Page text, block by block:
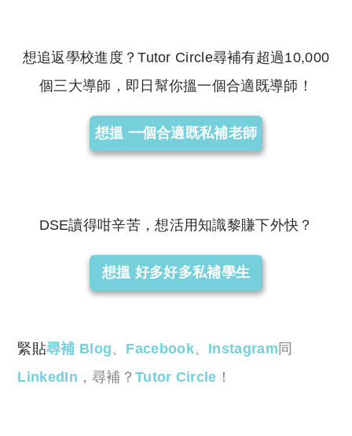
想追返學校進度？Tutor Circle尋補有超過10,000
個三大導師，即日幫你搵一個合適既導師！
想搵 一個合適既私補老師
DSE讀得咁辛苦，想活用知識黎賺下外快？
想搵 好多好多私補學生
緊貼尋補 Blog、 Facebook、 Instagram 同
LinkedIn ，尋補？Tutor Circle ！